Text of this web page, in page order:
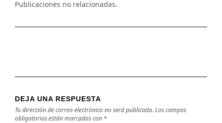
Publicaciones no relacionadas.
DEJA UNA RESPUESTA
Tu dirección de correo electrónico no será publicada. Los campos
obligatorios están marcados con *